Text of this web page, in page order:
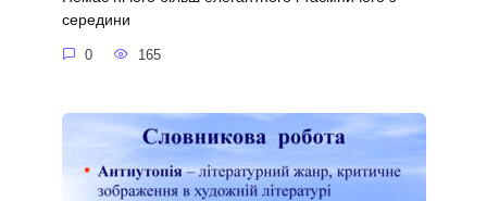
середини
0 165